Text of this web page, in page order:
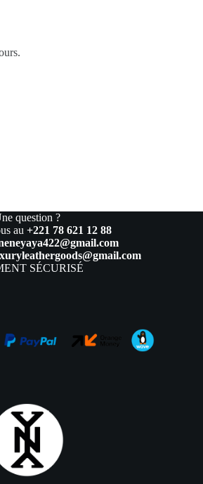
question ?
au+221 78 621 12 88
SÉCURISÉ